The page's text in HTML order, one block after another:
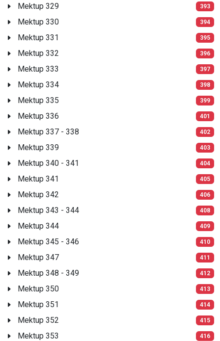
Mektup 329 393
Mektup 330 394
Mektup 331 395
Mektup 332 396
Mektup 333 397
Mektup 334 398
Mektup 335 399
Mektup 336 401
Mektup 337 - 338 402
Mektup 339 403
Mektup 340 - 341 404
Mektup 341 405
Mektup 342 406
Mektup 343 - 344 408
Mektup 344 409
Mektup 345 - 346 410
Mektup 347 411
Mektup 348 - 349 412
Mektup 350 413
Mektup 351 414
Mektup 352 415
Mektup 353 416